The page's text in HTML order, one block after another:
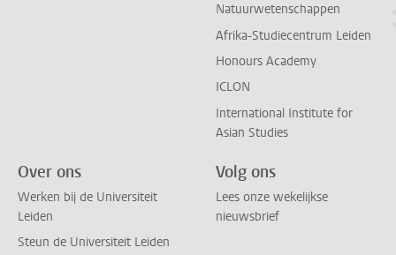
Natuurwetenschappen
Afrika-Studiecentrum Leiden
Honours Academy
ICLON
International Institute for
Asian Studies
Over ons
Werken bij de Universiteit
Leiden
Steun de Universiteit Leiden
Volg ons
Lees onze wekelijkse
nieuwsbrief